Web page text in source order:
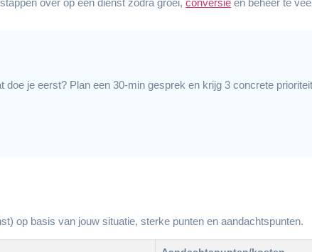
over op een dienst zodra groei, conversie en beheer te
je eerst? Plan een 30-min gesprek en krijg 3 concrete
op basis van jouw situatie, sterke punten en aandachtspunten.